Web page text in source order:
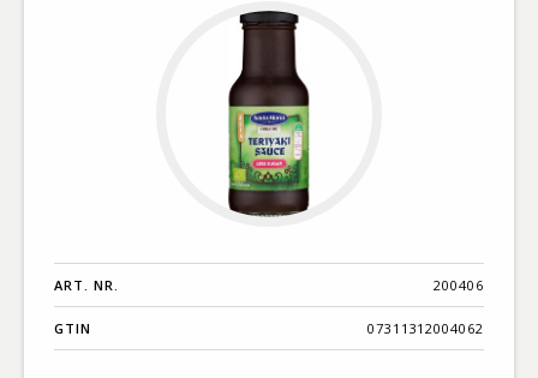
ART. NR. 200406
GTIN 07311312004062